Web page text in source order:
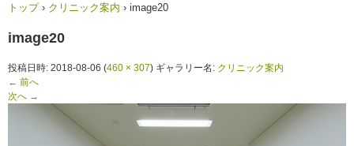
トップ › クリニック案内 › image20
image20
投稿日時: 2018-08-06 (460 × 307) ギャラリー名: クリニック案内
← 前へ
次へ →